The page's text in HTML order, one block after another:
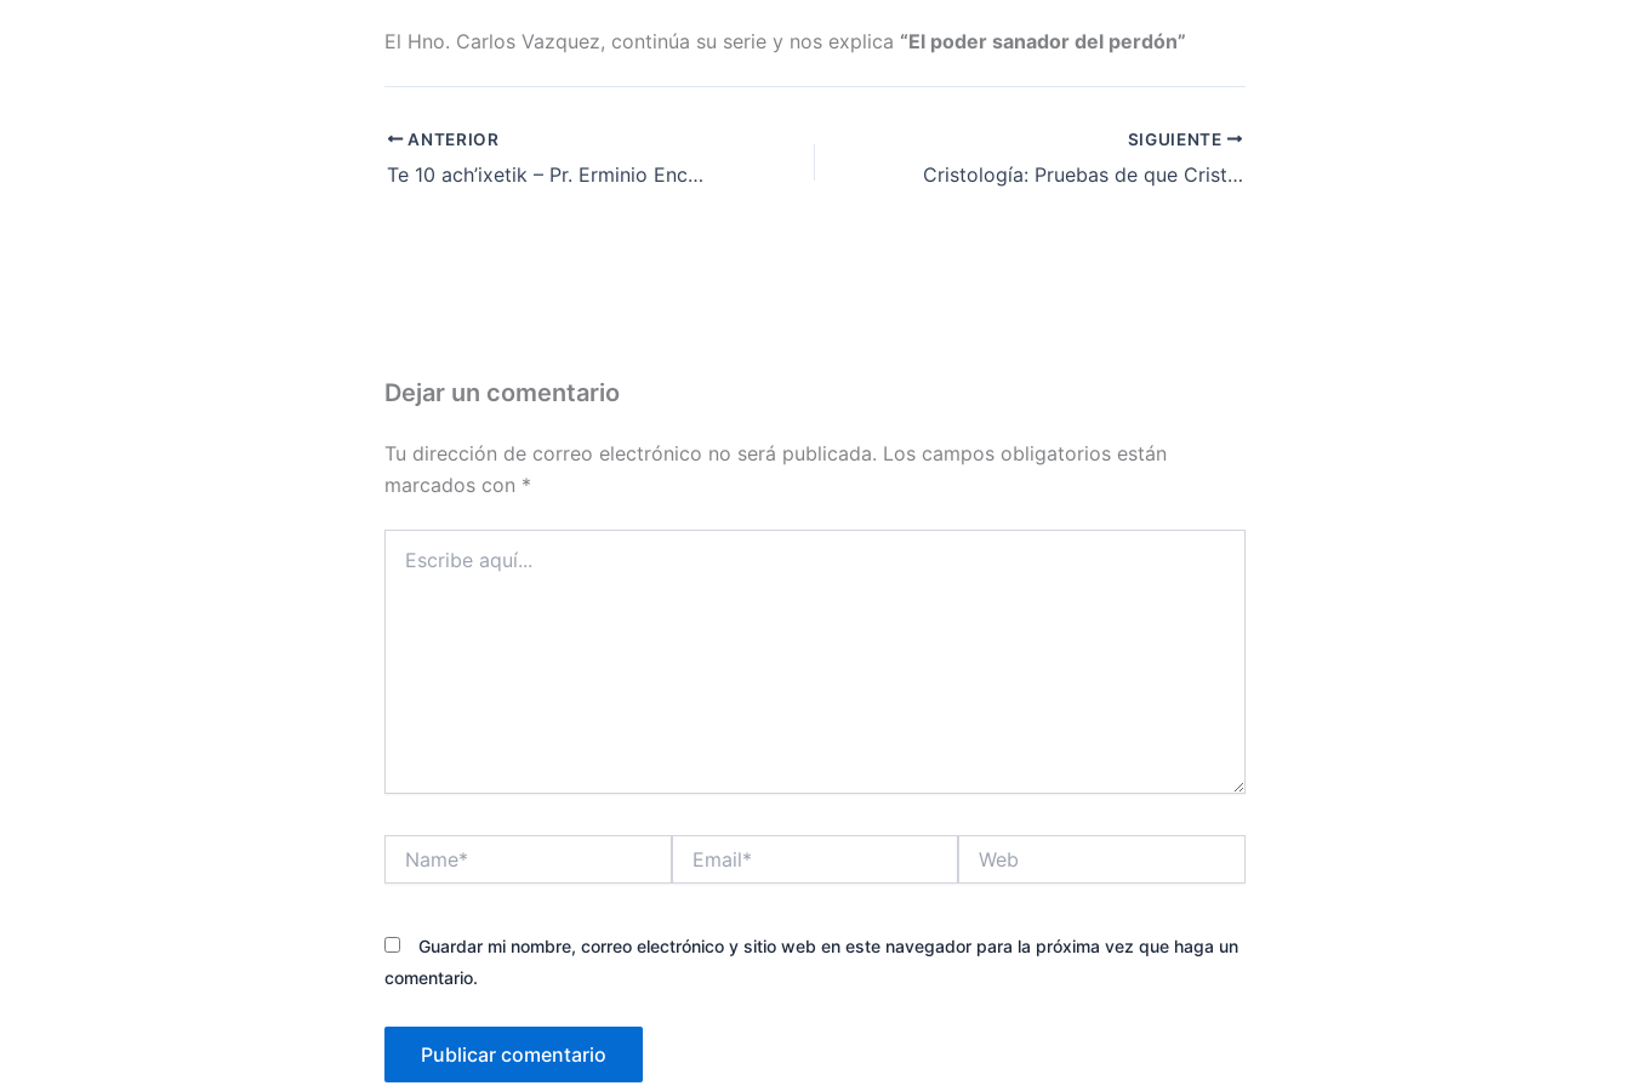
El Hno. Carlos Vazquez, continúa su serie y nos explica “El poder sanador del perdón”
ANTERIOR
Te 10 ach’ixetik – Pr. Erminio Encinos
SIGUIENTE
Cristología: Pruebas de que Cristo es Dios – Pr. Erminio Encinos (Parte 2)
Dejar un comentario
Tu dirección de correo electrónico no será publicada. Los campos obligatorios están
marcados con *
aquí...
Guardar mi nombre, correo electrónico y sitio web en este navegador para la próxima vez que haga un
comentario.